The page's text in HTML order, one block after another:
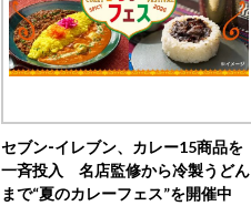
セブン‐イレブン、カレー15商品を
一斉投入 名店監修から冷製うどん
まで“夏のカレーフェス”を開催中